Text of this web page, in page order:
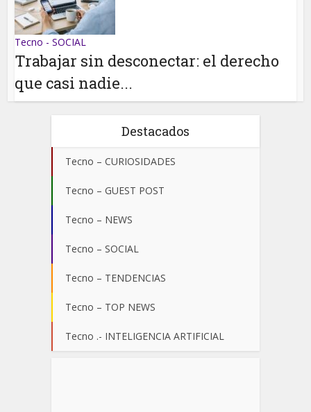
Tecno - SOCIAL
Trabajar sin desconectar: el derecho
que casi nadie...
Destacados
Tecno – CURIOSIDADES
Tecno – GUEST POST
Tecno – NEWS
Tecno – SOCIAL
Tecno – TENDENCIAS
Tecno – TOP NEWS
Tecno .- INTELIGENCIA ARTIFICIAL